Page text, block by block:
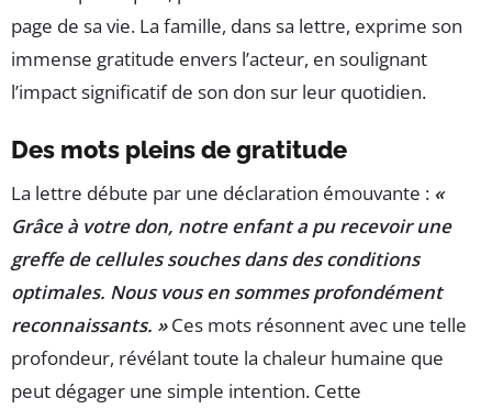
page de sa vie. La famille, dans sa lettre, exprime son
immense gratitude envers l’acteur, en soulignant
l’impact significatif de son don sur leur quotidien.
Des mots pleins de gratitude
La lettre débute par une déclaration émouvante : «
Grâce à votre don, notre enfant a pu recevoir une
greffe de cellules souches dans des conditions
optimales. Nous vous en sommes profondément
reconnaissants. »Ces mots résonnent avec une telle
profondeur, révélant toute la chaleur humaine que
peut dégager une simple intention. Cette